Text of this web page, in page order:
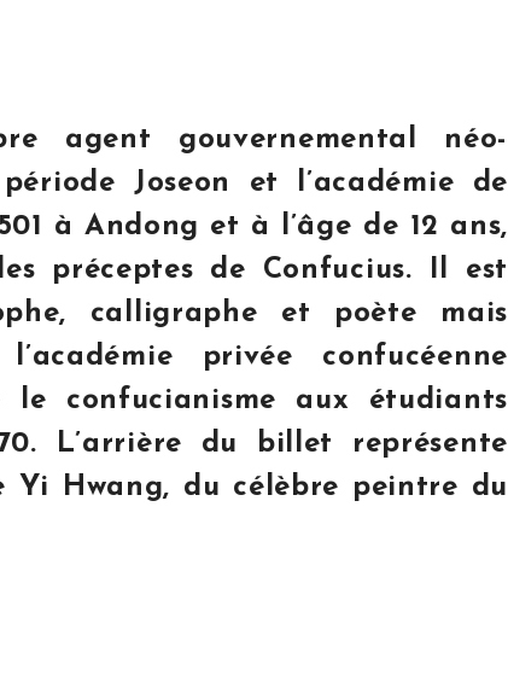
agent gouvernemental néo-
Joseon et l’académie de
à Andong et à l’âge de 12 ans,
préceptes de Confucius. Il est
calligraphe et poète mais
privée confucéenne
confucianisme aux étudiants
L’arrière du billet représente
Yi Hwang, du célèbre peintre du